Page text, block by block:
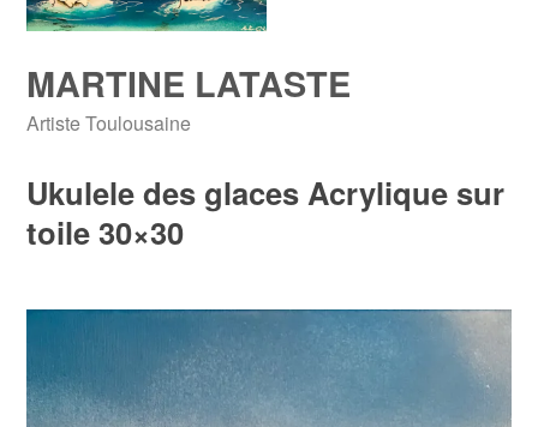
MARTINE LATASTE
Artiste Toulousaine
Ukulele des glaces Acrylique sur
toile 30×30